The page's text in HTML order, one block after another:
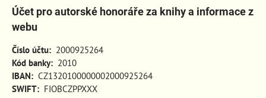
Účet pro autorské honoráře za knihy a informace z
webu
Číslo účtu: 2000925264
Kód banky: 2010
IBAN: CZ1320100000002000925264
SWIFT: FIOBCZPPXXX